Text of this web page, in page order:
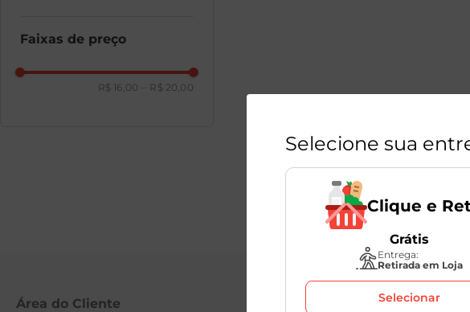
Faixas de preço
R$ 16,00 R$ 20,00
Área do Cliente
Selecione sua
Clique e
Grátis
Entrega:
Retirada em Loja
Selecionar